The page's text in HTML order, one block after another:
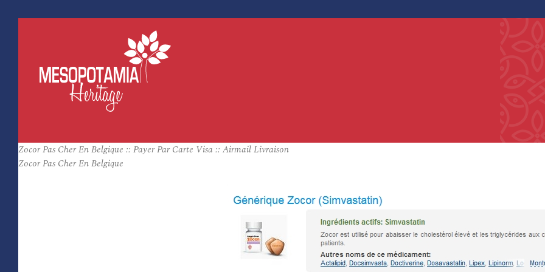
Zocor Pas Cher En Belgique :: Payer Par Carte Visa :: Airmail Livraison
Zocor Pas Cher En Belgique